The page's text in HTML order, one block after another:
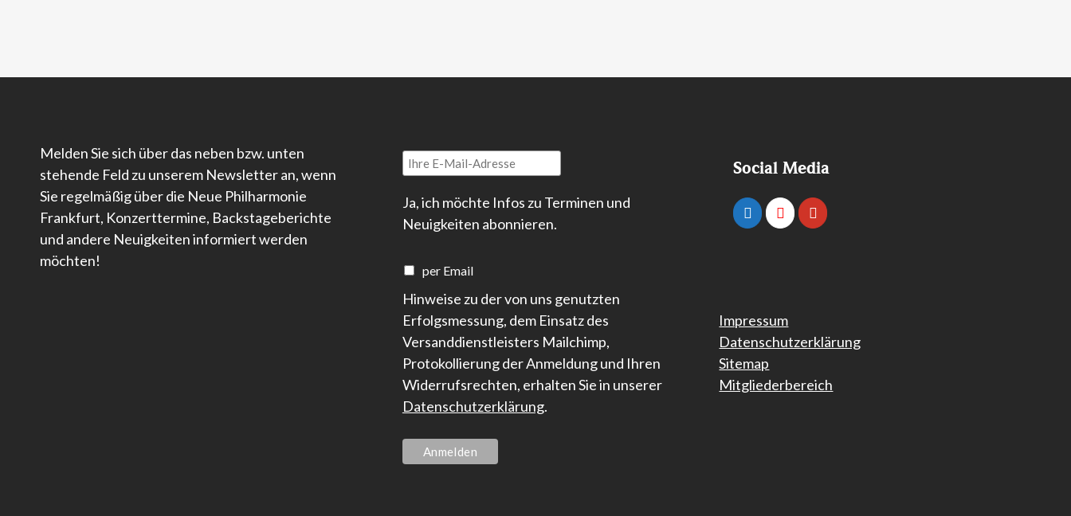
Melden Sie sich über das neben bzw. unten
stehende Feld zu unserem Newsletter an, wenn
Sie regelmäßig über die Neue Philharmonie
Frankfurt, Konzerttermine, Backstageberichte
und andere Neuigkeiten informiert werden
möchten!
Ja, ich möchte Infos zu Terminen und
Neuigkeiten abonnieren.
per Email
Hinweise zu der von uns genutzten
Erfolgsmessung, dem Einsatz des
Versanddienstleisters Mailchimp,
Protokollierung der Anmeldung und Ihren
Widerrufsrechten, erhalten Sie in unserer
Datenschutzerklärung.
Social Media
Impressum
Datenschutzerklärung
Sitemap
Mitgliederbereich